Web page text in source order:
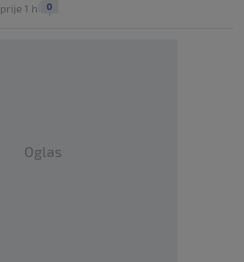
prije 1 h 0
Oglas